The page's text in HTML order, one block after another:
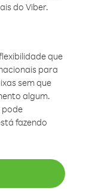
do Viber.
que
para
sem que
algum.
pode
fazendo